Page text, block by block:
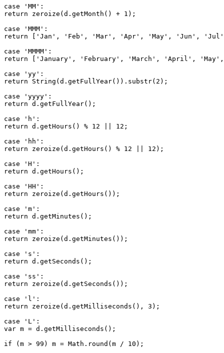
case 'MM':
return zeroize(d.getMonth() + 1);
case 'MMM':
return ['Jan', 'Feb', 'Mar', 'Apr', 'May', 'Jun',
case 'MMMM':
return ['January', 'February', 'March', 'April', 'May',
case 'yy':
return String(d.getFullYear()).substr(2);
case 'yyyy':
return d.getFullYear();
case 'h':
return d.getHours() % 12 || 12;
case 'hh':
return zeroize(d.getHours() % 12 || 12);
case 'H':
return d.getHours();
case 'HH':
return zeroize(d.getHours());
case 'm':
return d.getMinutes();
case 'mm':
return zeroize(d.getMinutes());
case 's':
return d.getSeconds();
case 'ss':
return zeroize(d.getSeconds());
case 'l':
return zeroize(d.getMilliseconds(), 3);
case 'L':
var m = d.getMilliseconds();
if (m > 99) m = Math.round(m / 10);